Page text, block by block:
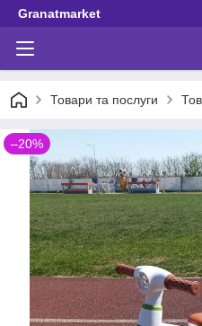
Granatmarket
Товари та послуги
–20%